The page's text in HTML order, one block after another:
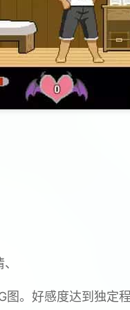
。好感度达到独定